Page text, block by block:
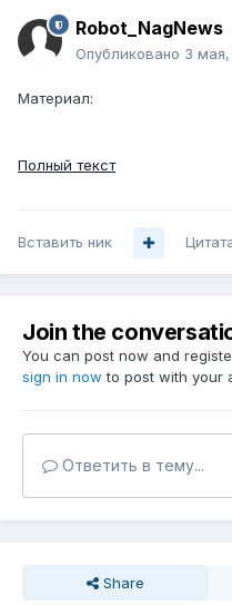
Robot_NagNews
Опубликовано 3 мая,
Материал:
Полный текст
Вставить ник
Join the
You can post now and
sign in now to post with your
Ответить в тему...
Share